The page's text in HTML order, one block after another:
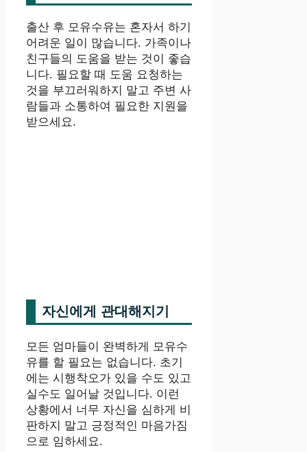
출산 후 모유수유는 혼자서 하기
어려운 일이 많습니다. 가족이나
친구들의 도움을 받는 것이 좋습
니다. 필요할 때 도움 요청하는
것을 부끄러워하지 말고 주변 사
람들과 소통하여 필요한 지원을
받으세요.
자신에게 관대해지기
모든 엄마들이 완벽하게 모유수
유를 할 필요는 없습니다. 초기
에는 시행착오가 있을 수도 있고
실수도 일어날 것입니다. 이런
상황에서 너무 자신을 심하게 비
판하지 말고 긍정적인 마음가짐
으로 임하세요.